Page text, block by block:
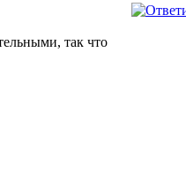
так что